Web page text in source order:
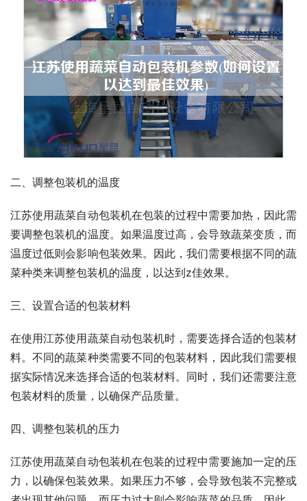
二、调整包装机的温度
江苏使用蔬菜自动包装机在包装的过程中需要加热，因此需
要调整包装机的温度。如果温度过高，会导致蔬菜变质，而
温度过低则会影响包装效果。因此，我们需要根据不同的蔬
菜种类来调整包装机的温度，以达到z佳效果。
三、设置合适的包装材料
在使用江苏使用蔬菜自动包装机时，需要选择合适的包装材
料。不同的蔬菜种类需要不同的包装材料，因此我们需要根
据实际情况来选择合适的包装材料。同时，我们还需要注意
包装材料的质量，以确保产品质量。
四、调整包装机的压力
江苏使用蔬菜自动包装机在包装的过程中需要施加一定的压
力，以确保包装效果。如果压力不够，会导致包装不完整或